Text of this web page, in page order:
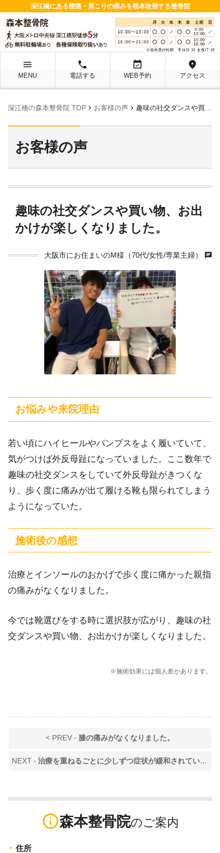
深江橋にある腰痛・肩こりの痛みを根本改善する整骨院
menu
MENU
local_phone
電話する
event_available
WEB予約
location_on
アクセス
深江橋の森本整骨院 TOP chevron_right お客様の声 chevron_right 趣味の社交ダンスや買い物、お出かけが楽しくなりました。
お客様の声
趣味の社交ダンスや買い物、お出
かけが楽しくなりました。
大阪市にお住まいのM様（70代/女性/専業主婦） chat
お悩みや来院理由
若い頃にハイヒールやパンプスをよく履いていて、
気がつけば外反母趾になっていました。ここ数年で
趣味の社交ダンスをしていて外反母趾がきつくな
り、歩く度に痛みが出て履ける靴も限られてしまう
ようになっていた。
施術後の感想
治療とインソールのおかげで歩く度に痛かった親指
の痛みがなくなりました。
今では靴選びをする時に選択肢が広がり、趣味の社
交ダンスや買い物、お出かけが楽しくなりました。
※施術効果には個人差があります。
< PREV - 膝の痛みがなくなりました。
NEXT -治療を重ねるごとに少しずつ症状が緩和されていき、今では元の状態に戻れました。
info_outline森本整骨院
住所